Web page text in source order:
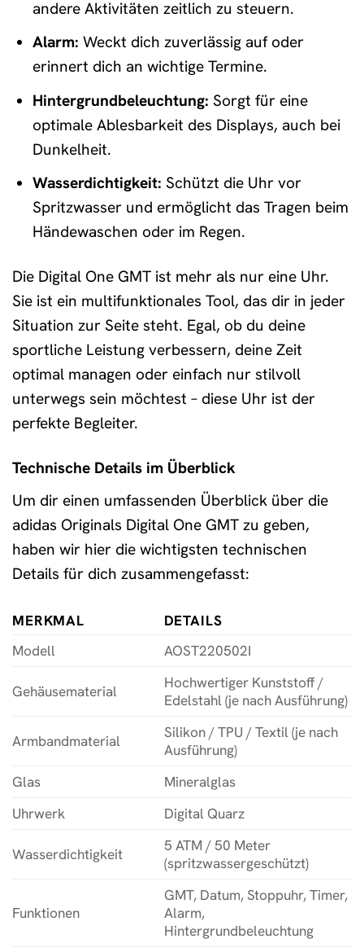
andere Aktivitäten zeitlich zu steuern.
Alarm: Weckt dich zuverlässig auf oder
erinnert dich an wichtige Termine.
Hintergrundbeleuchtung: Sorgt für eine
optimale Ablesbarkeit des Displays, auch bei
Dunkelheit.
Wasserdichtigkeit: Schützt die Uhr vor
Spritzwasser und ermöglicht das Tragen beim
Händewaschen oder im Regen.
Die Digital One GMT ist mehr als nur eine Uhr.
Sie ist ein multifunktionales Tool, das dir in jeder
Situation zur Seite steht. Egal, ob du deine
sportliche Leistung verbessern, deine Zeit
optimal managen oder einfach nur stilvoll
unterwegs sein möchtest – diese Uhr ist der
perfekte Begleiter.
Technische Details im Überblick
Um dir einen umfassenden Überblick über die
adidas Originals Digital One GMT zu geben,
haben wir hier die wichtigsten technischen
Details für dich zusammengefasst:
MERKMAL
DETAILS
Modell
AOST220502I
Gehäusematerial
Hochwertiger Kunststoff /
Edelstahl (je nach Ausführung)
Armbandmaterial
Silikon / TPU / Textil (je nach
Ausführung)
Glas
Mineralglas
Uhrwerk
Digital Quarz
Wasserdichtigkeit
5 ATM / 50 Meter
(spritzwassergeschützt)
Funktionen
GMT, Datum, Stoppuhr, Timer,
Alarm,
Hintergrundbeleuchtung